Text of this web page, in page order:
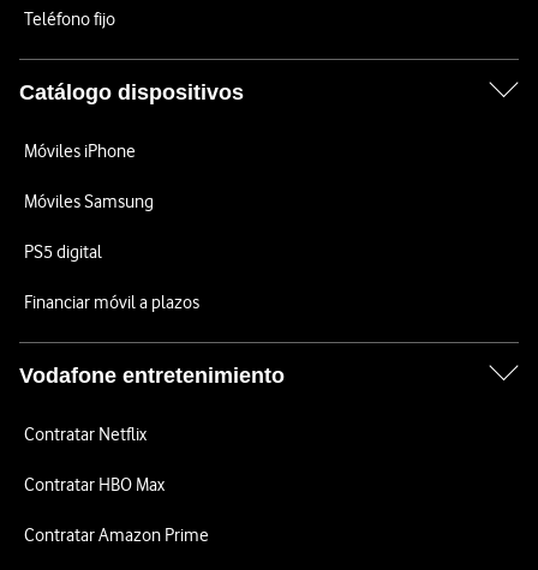
Teléfono fijo
Catálogo dispositivos
Móviles iPhone
Móviles Samsung
PS5 digital
Financiar móvil a plazos
Vodafone entretenimiento
Contratar Netflix
Contratar HBO Max
Contratar Amazon Prime